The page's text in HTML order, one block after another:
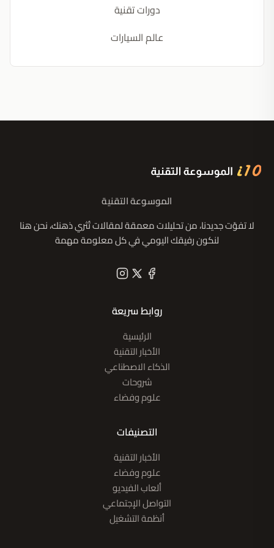
دورات تقنية
عالم السيارات
الموسوعة التقنية
لا تفوّت جديدنا، من تحليلات معمقة لمقالات تُثري ذهنك، نحن هنا
لنكون رفيقك اليومي في كل معلومة مهمة
روابط سريعة
الرئيسية
الأخبار التقنية
الذكاء الاصطناعي
شروحات
علوم وفضاء
التصنيفات
الأخبار التقنية
علوم وفضاء
ألعاب الفيديو
التواصل الإجتماعي
أنظمة التشغيل